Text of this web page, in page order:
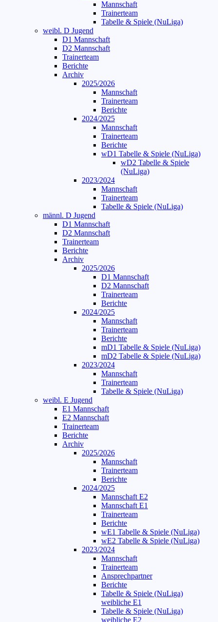
Mannschaft
Trainerteam
Tabelle & Spiele (NuLiga)
weibl. D Jugend
D1 Mannschaft
D2 Mannschaft
Trainerteam
Berichte
Archiv
2025/2026
Mannschaft
Trainerteam
Berichte
2024/2025
Mannschaft
Trainerteam
Berichte
wD1 Tabelle & Spiele (NuLiga)
wD2 Tabelle & Spiele
(NuLiga)
2023/2024
Mannschaft
Trainerteam
Tabelle & Spiele (NuLiga)
männl. D Jugend
D1 Mannschaft
D2 Mannschaft
Trainerteam
Berichte
Archiv
2025/2026
D1 Mannschaft
D2 Mannschaft
Trainerteam
Berichte
2024/2025
Mannschaft
Trainerteam
Berichte
mD1 Tabelle & Spiele (NuLiga)
mD2 Tabelle & Spiele (NuLiga)
2023/2024
Mannschaft
Trainerteam
Tabelle & Spiele (NuLiga)
weibl. E Jugend
E1 Mannschaft
E2 Mannschaft
Trainerteam
Berichte
Archiv
2025/2026
Mannschaft
Trainerteam
Berichte
2024/2025
Mannschaft E2
Mannschaft E1
Trainerteam
Berichte
wE1 Tabelle & Spiele (NuLiga)
wE2 Tabelle & Spiele (NuLiga)
2023/2024
Mannschaft
Trainerteam
Ansprechpartner
Berichte
Tabelle & Spiele (NuLiga)
weibliche E1
Tabelle & Spiele (NuLiga)
weibliche E2